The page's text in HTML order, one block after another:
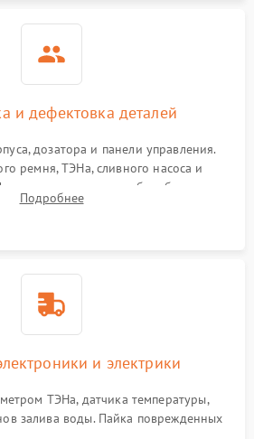
и дефектовка деталей
дозатора и панели управления.
ремня, ТЭНа, сливного насоса и
подшипников барабана и
а манжеты люка на разрывы.
Подробнее
и электрики
ТЭНа, датчика температуры,
залива воды. Пайка поврежденных